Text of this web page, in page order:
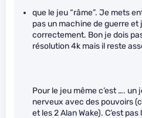
que le jeu “râme”. Je mets
pas un machine de guerre
correctement. Bon je dois
résolution 4k mais il reste
Pour le jeu même c’est …. un
nerveux avec des pouvoirs
et les 2 Alan Wake). C’est